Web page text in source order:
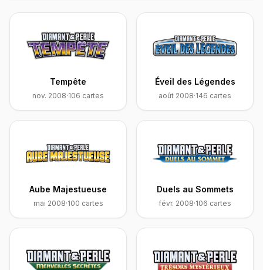
Tempête
nov. 2008·106 cartes
Éveil des Légendes
août 2008·146 cartes
Aube Majestueuse
mai 2008·100 cartes
Duels au Sommets
févr. 2008·106 cartes